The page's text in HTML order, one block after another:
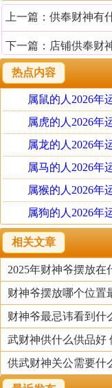
仙官、利市仙官、
财神有文财神、武
竟请哪位财神、怎
时俱进了，现在有
时俱进，采用适合
1.一定要正规开光。
这点是非常重要的
晶呀之类的，还有
来参拜了。若是如
样。
2.财神不能正对着镜
关于镜子的问题我
更何况财神乎？镜
想让镜子把财气都
这是对财神的大不敬
3.财神的摆放方向。
财神分文财神和武
上一篇： 供奉财神有
下一篇： 店铺供奉财
热点内容
属鼠的人2026年
属虎的人2026年
属龙的人2026年
属马的人2026年
属猴的人2026年
属狗的人2026年
相关文章
2025年财神爷摆放
财神爷摆放哪个位置
财神爷最忌讳看到什
武财神供什么供品好
供武财神关公需要什